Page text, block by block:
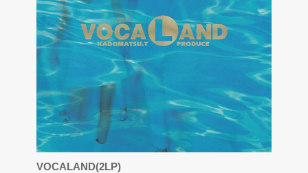
VOCALAND(2LP)